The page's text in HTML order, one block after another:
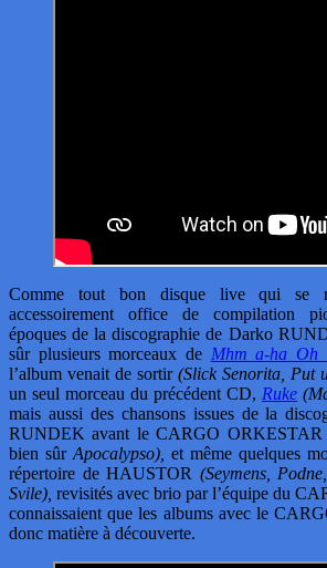
Comme tout bon disque live qui se
accessoirement office de compilation
époques de la discographie de Darko
sûr plusieurs morceaux de Mhm a-ha Oh
l’album venait de sortir (Slick Senorita, Put
un seul morceau du précédent CD, Ruke
mais aussi des chansons issues de la
RUNDEK avant le CARGO
bien sûr Apocalypso), et même quelques
répertoire de HAUSTOR (Seymens,
Svile), revisités avec brio par l’équipe du
connaissaient que les albums avec le
donc matière à découverte.